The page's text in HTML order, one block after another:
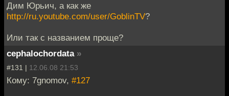
Дим Юрьич, а как же
http://ru.youtube.com/user/GoblinTV?
Или так с названием проще?
cephalochordata »
#131 | 12.06.08 21:53
Кому: 7gnomov, #127